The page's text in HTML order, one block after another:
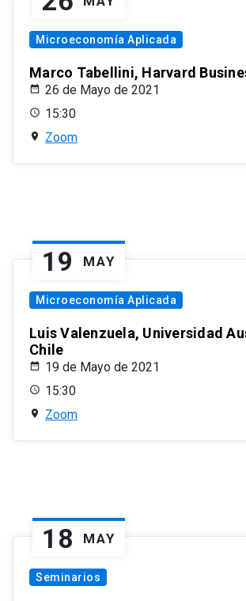
Microeconomía Aplicada
Marco Tabellini, Harvard
26 de Mayo de 2021
15:30
Zoom
19 MAY
Microeconomía Aplicada
Luis Valenzuela, Universidad
Chile
19 de Mayo de 2021
15:30
Zoom
18 MAY
Seminarios